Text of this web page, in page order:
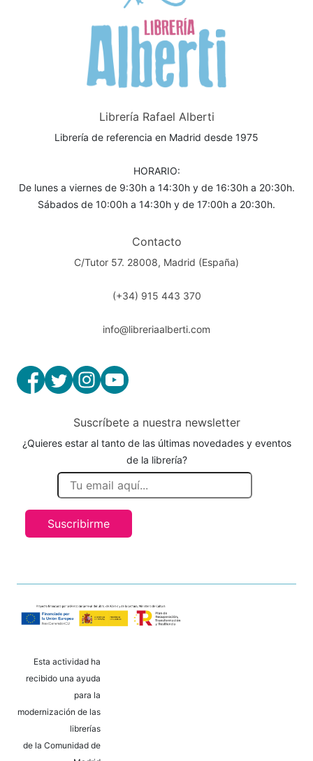
Librería Rafael Alberti
Librería de referencia en Madrid desde 1975
HORARIO:
De lunes a viernes de 9:30h a 14:30h y de 16:30h a 20:30h.
Sábados de 10:00h a 14:30h y de 17:00h a 20:30h.
Contacto
C/Tutor 57. 28008, Madrid (España)
(+34) 915 443 370
info@libreriaalberti.com
Suscríbete a nuestra newsletter
¿Quieres estar al tanto de las últimas novedades y eventos
de la librería?
Suscribirme
Esta actividad ha
recibido una ayuda
para la
modernización de las
librerías
de la Comunidad de